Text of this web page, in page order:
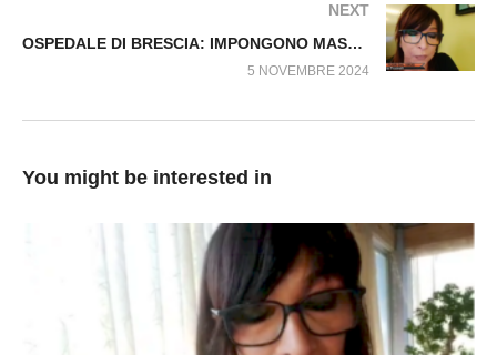
NEXT
OSPEDALE DI BRESCIA: IMPONGONO MASCHERINA Fuori dal Virus n.1285.SP
5 NOVEMBRE 2024
You might be interested in